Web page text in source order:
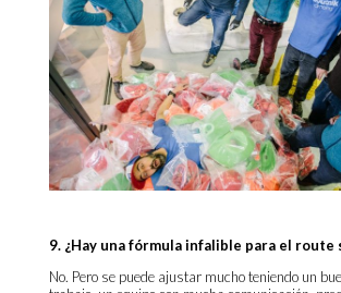
9. ¿Hay una fórmula infalible para el route
No. Pero se puede ajustar mucho teniendo un